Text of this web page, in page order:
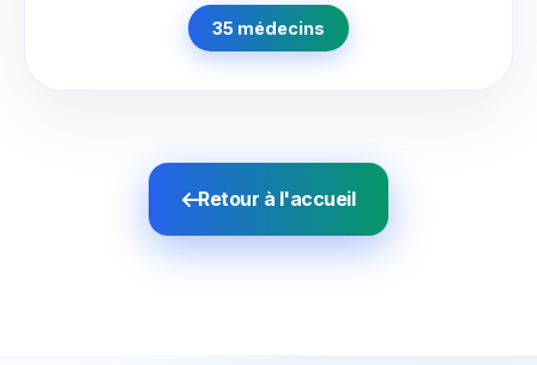
35 médecins
Retour à l'accueil